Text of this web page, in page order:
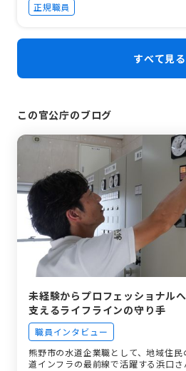
正規職員
すべて見る
この官公庁のブログ
未経験からプロフェッショナル
支えるライフラインの守り手
職員インタビュー
熊野市の水道企業職として、地域住
道インフラの最前線で活躍する浜口さ